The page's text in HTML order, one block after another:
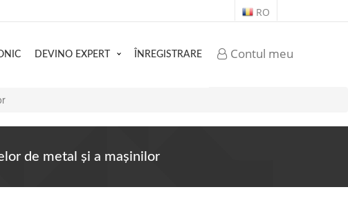
RO
Contul meu
DEVINO EXPERT ÎNREGISTRARE
de metal şi a maşinilor